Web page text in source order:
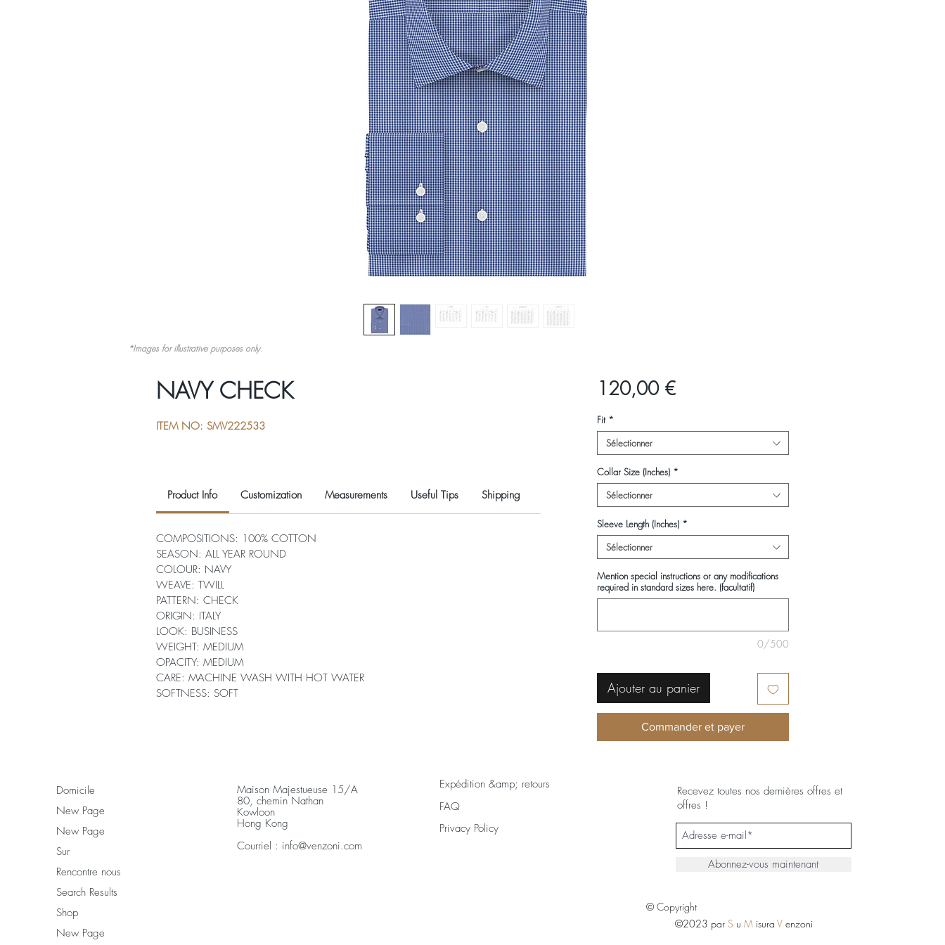
NAVY CHECK
ITEM NO: SMV222533
Product Info Customization Measurements Useful Tips Shipping
COMPOSITIONS: 100% COTTON
SEASON: ALL YEAR ROUND
COLOUR: NAVY
WEAVE: TWILL
PATTERN: CHECK
ORIGIN: ITALY
LOOK: BUSINESS
WEIGHT: MEDIUM
OPACITY: MEDIUM
CARE: MACHINE WASH WITH HOT WATER
SOFTNESS: SOFT
120,00 €Prix
Fit *
Sélectionner
Collar Size (Inches) *
Sélectionner
Sleeve Length (Inches) *
Sélectionner
Mention special instructions or any modifications
required in standard sizes here. (facultatif)
0/500
Ajouter au panier
Commander et payer
*Images for illustrative purposes only.
Domicile
New Page
New Page
Sur
Rencontre nous
Search Results
Shop
New Page
Maison Majestueuse 15/A
80, chemin Nathan
Kowloon
Hong Kong
Courriel : info@venzoni.com
Expédition &amp; retours
FAQ
Privacy Policy
Recevez toutes nos dernières offres et
offres !
Abonnez-vous maintenant
©2023 par S u M isura V enzoni
© Copyright